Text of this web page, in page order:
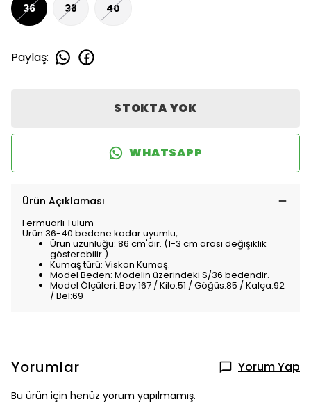
36 38 40
Paylaş:
STOKTA YOK
WHATSAPP
Ürün Açıklaması
Fermuarlı Tulum
Ürün 36-40 bedene kadar uyumlu,
Ürün uzunluğu: 86 cm'dir. (1-3 cm arası değişiklik
gösterebilir.)
Kumaş türü: Viskon Kumaş.
Model Beden: Modelin üzerindeki S/36 bedendir.
Model Ölçüleri: Boy:167 / Kilo:51 / Göğüs:85 / Kalça:92
/ Bel:69
Yorumlar Yorum Yap
Bu ürün için henüz yorum yapılmamış.